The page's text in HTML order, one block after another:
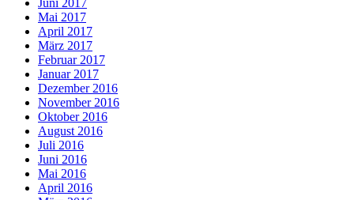
Juni 2017
Mai 2017
April 2017
März 2017
Februar 2017
Januar 2017
Dezember 2016
November 2016
Oktober 2016
August 2016
Juli 2016
Juni 2016
Mai 2016
April 2016